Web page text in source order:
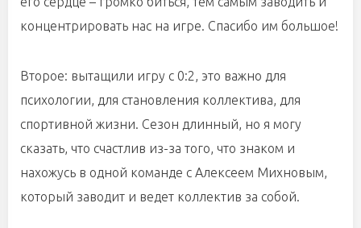
концентрировать нас на игре. Спасибо им большое!
Второе: вытащили игру с 0:2, это важно для
психологии, для становления коллектива, для
спортивной жизни. Сезон длинный, но я могу
сказать, что счастлив из-за того, что знаком и
нахожусь в одной команде с Алексеем Михновым,
который заводит и ведет коллектив за собой.